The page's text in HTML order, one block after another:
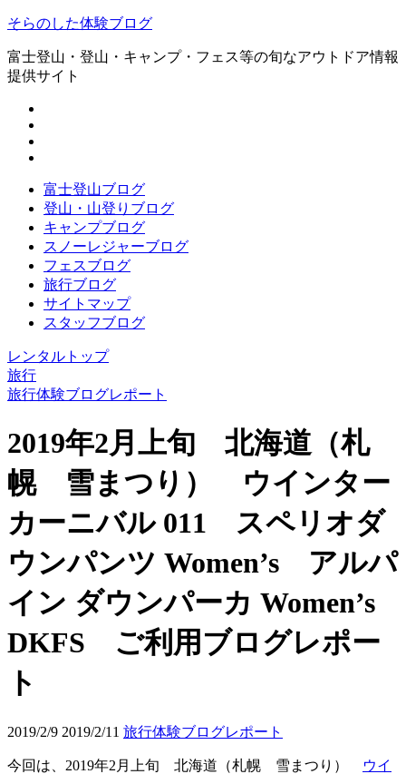
そらのした体験ブログ
富士登山・登山・キャンプ・フェス等の旬なアウトドア情報
提供サイト
富士登山ブログ
登山・山登りブログ
キャンプブログ
スノーレジャーブログ
フェスブログ
旅行ブログ
サイトマップ
スタッフブログ
レンタルトップ
旅行
旅行体験ブログレポート
2019年2月上旬 北海道（札
幌 雪まつり） ウインター
カーニバル 011 スペリオダ
ウンパンツ Women’s アルパ
イン ダウンパーカ Women’s
DKFS ご利用ブログレポー
ト
2019/2/9 2019/2/11 旅行体験ブログレポート
今回は、2019年2月上旬 北海道（札幌 雪まつり）
ウイ